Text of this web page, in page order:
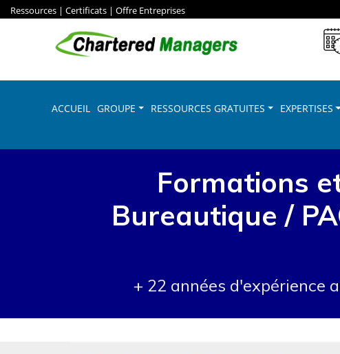
Ressources | Certificats | Offre Entreprises
ACCUEIL GROUPE RESSOURCES GRATUITES EXPERTISES
Formations
Bureautique /
+ 22 années d'expérience